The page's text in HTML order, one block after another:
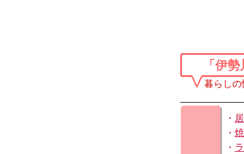
「伊
暮らしの
・
・
・